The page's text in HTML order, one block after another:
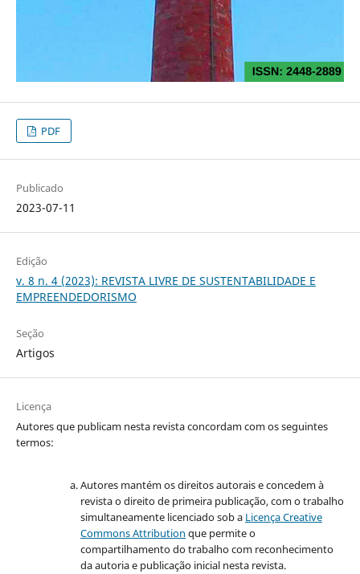
PDF
Publicado
2023-07-11
Edição
v. 8 n. 4 (2023): REVISTA LIVRE DE SUSTENTABILIDADE E
EMPREENDEDORISMO
Seção
Artigos
Licença
Autores que publicam nesta revista concordam com os seguintes
termos:
Autores mantém os direitos autorais e concedem à
revista o direito de primeira publicação, com o trabalho
simultaneamente licenciado sob a Licença Creative
Commons Attribution que permite o
compartilhamento do trabalho com reconhecimento
da autoria e publicação inicial nesta revista.